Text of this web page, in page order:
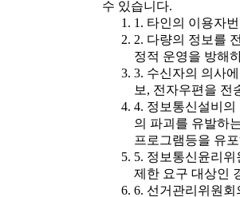
수 있습니다.
1. 타인의 이용자
2. 다량의 정보를
정적 운영을 방해
3. 수신자의 의사
보, 전자우편을 전
4. 정보통신설비
의 파괴를 유발하
프로그램등을 유
5. 정보통신윤리
제한 요구 대상인
6. 선거관리위원